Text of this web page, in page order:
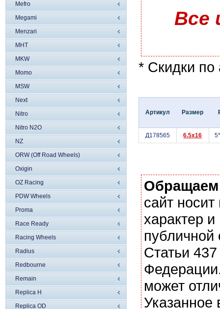
Mefro
Megami
Menzari
MHT
MKW
Momo
MSW
Next
Nitro
Nitro N2O
NZ
ORW (Off Road Wheels)
Oxigin
OZ Racing
PDW Wheels
Proma
Race Ready
Racing Wheels
Radius
Redbourne
Remain
Replica H
Replica OD
Все
* Скидки по
Артикул Размер
Д178565 6.5x16
сайт
характер
Статьи
может